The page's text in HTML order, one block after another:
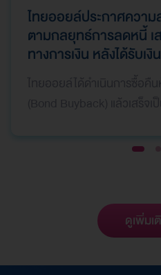
ไทยออยล์ประกาศควา
ตามกลยุทธ์การลดหนี้ เ
ทางการเงิน หลังได้รับเ
ดูเพิ่มเ